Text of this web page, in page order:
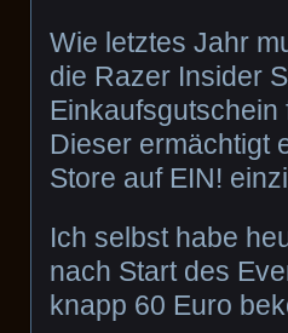
Wie letztes Jahr
die Razer Insider
Einkaufsgutschein
Dieser ermächtigt
Store auf EIN!
Ich selbst habe
nach Start des
knapp 60 Euro